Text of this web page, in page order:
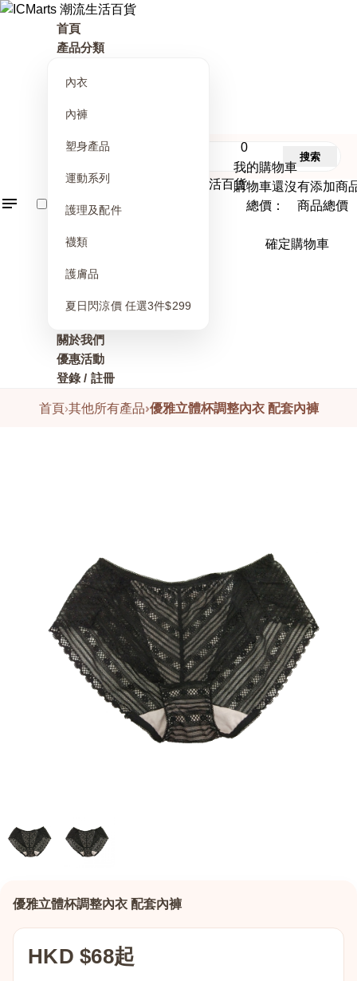
首頁
產品分類
內衣
內褲
塑身產品
運動系列
護理及配件
襪類
護膚品
夏日閃涼價 任選3件$299
關於我們
優惠活動
登錄 / 註冊
0
我的購物車
購物車還沒有添加商
總價： 商品總價
確定購物車
搜索
首頁›其他所有產品›優雅立體杯調整內衣 配套內褲
優雅立體杯調整內衣 配套內褲
HKD $68起